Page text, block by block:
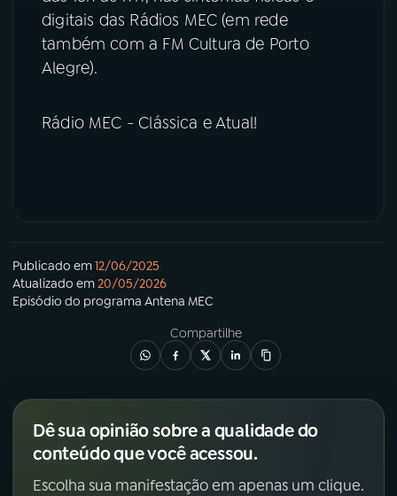
digitais das Rádios MEC (em rede
também com a FM Cultura de Porto
Alegre).
Rádio MEC - Clássica e Atual!
Publicado em12/06/2025
Atualizado em20/05/2026
Episódio do programa Antena MEC
Compartilhe
Dê sua opinião sobre a qualidade do
conteúdo que você acessou.
Escolha sua manifestação em apenas um clique.